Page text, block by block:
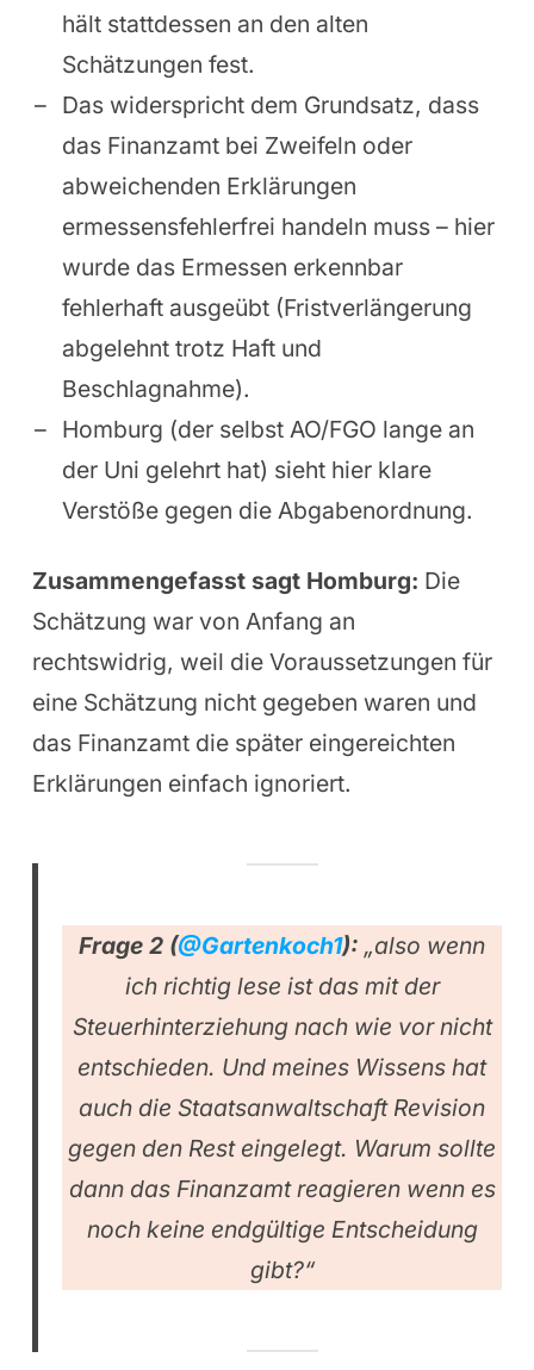
hält stattdessen an den alten
Schätzungen fest.
Das widerspricht dem Grundsatz, dass
das Finanzamt bei Zweifeln oder
abweichenden Erklärungen
ermessensfehlerfrei handeln muss – hier
wurde das Ermessen erkennbar
fehlerhaft ausgeübt (Fristverlängerung
abgelehnt trotz Haft und
Beschlagnahme).
Homburg (der selbst AO/FGO lange an
der Uni gelehrt hat) sieht hier klare
Verstöße gegen die Abgabenordnung.
Zusammengefasst sagt Homburg: Die
Schätzung war von Anfang an
rechtswidrig, weil die Voraussetzungen für
eine Schätzung nicht gegeben waren und
das Finanzamt die später eingereichten
Erklärungen einfach ignoriert.
Frage 2 (@Gartenkoch1): „also wenn
ich richtig lese ist das mit der
Steuerhinterziehung nach wie vor nicht
entschieden. Und meines Wissens hat
auch die Staatsanwaltschaft Revision
gegen den Rest eingelegt. Warum sollte
dann das Finanzamt reagieren wenn es
noch keine endgültige Entscheidung
gibt?“